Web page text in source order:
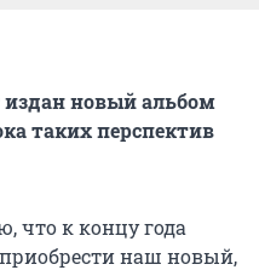
издан новый альбом
таких перспектив
что к концу года
наш новый,